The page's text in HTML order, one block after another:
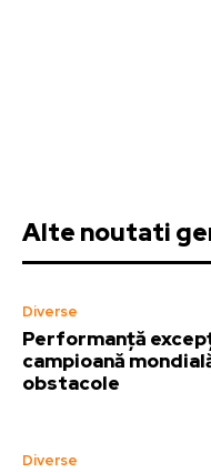
Alte noutati
Diverse
Performanță
campioană
obstacole
Diverse